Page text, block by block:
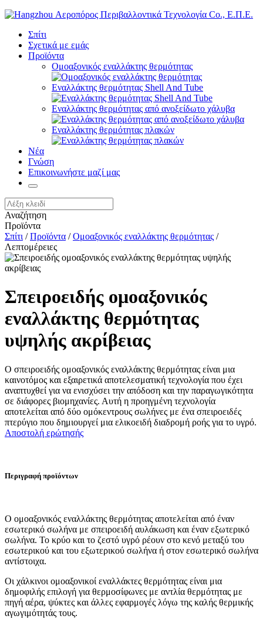
Σπίτι
Σχετικά με εμάς
Προϊόντα
Ομοαξονικός εναλλάκτης θερμότητας
Εναλλάκτης θερμότητας Shell And Tube
Εναλλάκτης θερμότητας από ανοξείδωτο χάλυβα
Εναλλάκτης θερμότητας πλακών
Νέα
Γνώση
Επικοινωνήστε μαζί μας
Αναζήτηση
Προϊόντα
Σπίτι /Προϊόντα /Ομοαξονικός εναλλάκτης θερμότητας /
Λεπτομέρειες
Σπειροειδής ομοαξονικός
εναλλάκτης θερμότητας
υψηλής ακρίβειας
Ο σπειροειδής ομοαξονικός εναλλάκτης θερμότητας είναι μια
καινοτόμος και εξαιρετικά αποτελεσματική τεχνολογία που έχει
αναπτυχθεί για να ενισχύσει την απόδοση και την παραγωγικότητα
σε διάφορες βιομηχανίες. Αυτή η προηγμένη τεχνολογία
αποτελείται από δύο ομόκεντρους σωλήνες με ένα σπειροειδές
πτερύγιο που δημιουργεί μια ελικοειδή διαδρομή ροής για το υγρό.
Αποστολή ερώτησής
Περιγραφή προϊόντων
Ο ομοαξονικός εναλλάκτης θερμότητας αποτελείται από έναν
εσωτερικό σωλήνα με σπειροειδή αυλάκωση και έναν εξωτερικό
σωλήνα. Το κρύο και το ζεστό υγρό ρέουν στο κενό μεταξύ του
εσωτερικού και του εξωτερικού σωλήνα ή στον εσωτερικό σωλήνα
αντίστοιχα.
Οι χάλκινοι ομοαξονικοί εναλλάκτες θερμότητας είναι μια
δημοφιλής επιλογή για θερμοσίφωνες με αντλία θερμότητας με
πηγή αέρα, ψύκτες και άλλες εφαρμογές λόγω της καλής θερμικής
αγωγιμότητάς τους.